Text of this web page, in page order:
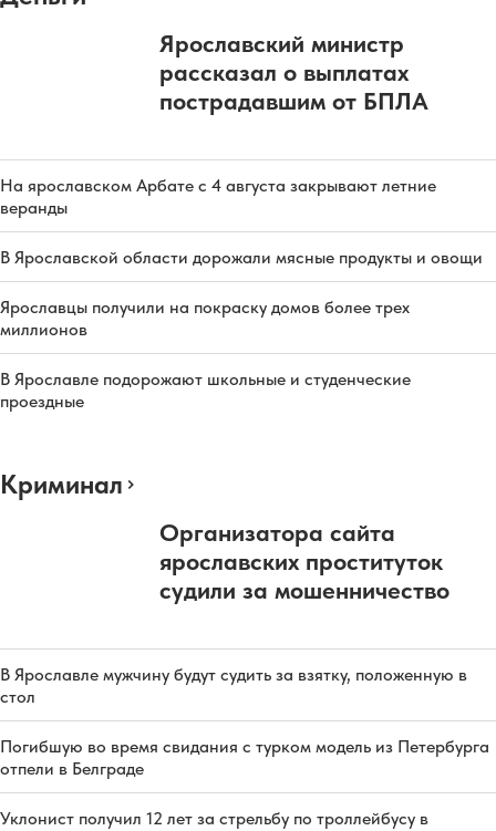
Ярославский министр
рассказал о выплатах
пострадавшим от БПЛА
На ярославском Арбате с 4 августа закрывают летние
веранды
В Ярославской области дорожали мясные продукты и овощи
Ярославцы получили на покраску домов более трех
миллионов
В Ярославле подорожают школьные и студенческие
проездные
Криминал
Организатора сайта
ярославских проституток
судили за мошенничество
В Ярославле мужчину будут судить за взятку, положенную в
стол
Погибшую во время свидания с турком модель из Петербурга
отпели в Белграде
Уклонист получил 12 лет за стрельбу по троллейбусу в